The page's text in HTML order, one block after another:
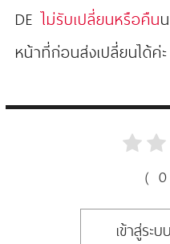
DE ไม่รับเปลี่ยนหรือคืน
หน้าที่ก่อนส่งเปลี่ยนได้ค่ะ
(
เข้าสู่ระ